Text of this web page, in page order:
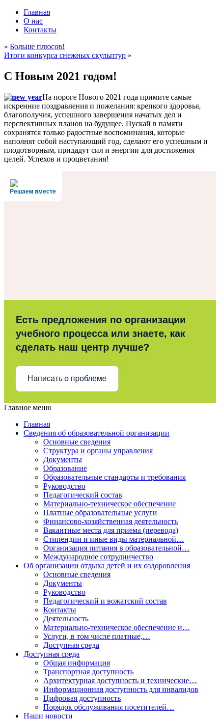
Главная
О нас
Контакты
« Больше плюсов!
Итоги конкурса снежных скульптур »
С Новым 2021 годом!
На пороге Нового 2021 года примите самые
искренние поздравления и пожелания: крепкого здоровья,
благополучия, успешного завершения начатых дел и
перспективных планов на будущее. Пускай в памяти
сохранятся только радостные воспоминания, которые
наполнят собой наступающий год, сделают его успешным и
плодотворным, придадут сил и энергии для достижения
целей. Успехов и процветания!
Решаем вместе
Есть предложения по организации
учебного процесса или знаете, как
сделать наш центр лучше?
Написать о проблеме
Главное меню
Главная
Сведения об образовательной организации
Основные сведения
Структура и органы управления
Документы
Образование
Образовательные стандарты и требования
Руководство
Педагогический состав
Материально-техническое обеспечение
Платные образовательные услуги
Финансово-хозяйственная деятельность
Вакантные места для приема (перевода)
Стипендии и иные виды материальной…
Организация питания в образовательной…
Международное сотрудничество
Об организации отдыха детей и их оздоровления
Основные сведения
Документы
Руководство
Педагогический и вожатский состав
Контакты
Деятельность
Материально-техническое обеспечение и…
Услуги, в том числе платные,…
Доступная среда
Доступная среда
Общая информация
Транспортная доступность
Архитектурная доступность и технические…
Информационная доступность для инвалидов
Цифровая доступность
Порядок обслуживания посетителей…
Наши новости